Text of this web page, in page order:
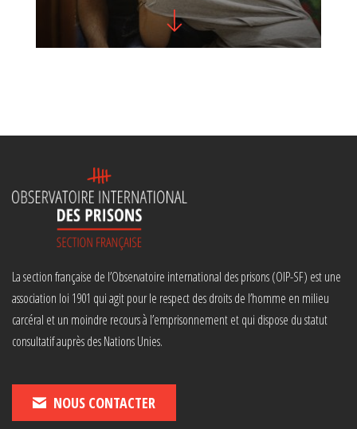
La section française de l’Observatoire international des prisons (OIP-SF) est une
association loi 1901 qui agit pour le respect des droits de l’homme en milieu
carcéral et un moindre recours à l’emprisonnement et qui dispose du statut
consultatif auprès des Nations Unies.
NOUS CONTACTER